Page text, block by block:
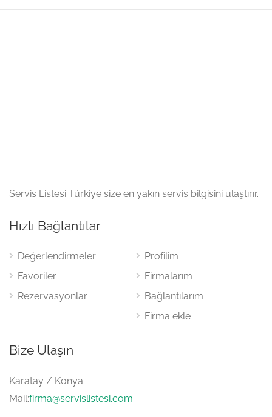
Servis Listesi Türkiye size en yakın servis bilgisini ulaştırır.
Hızlı Bağlantılar
Değerlendirmeler
Favoriler
Rezervasyonlar
Profilim
Firmalarım
Bağlantılarım
Firma ekle
Bize Ulaşın
Karatay / Konya
Mail:firma@servislistesi.com